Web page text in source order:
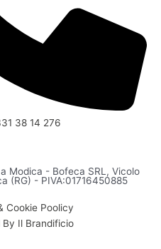
38 14 276
Modica - Bofeca SRL, Vicolo
(RG) - PIVA:01716450885
Cookie Poolicy
By Il Brandificio